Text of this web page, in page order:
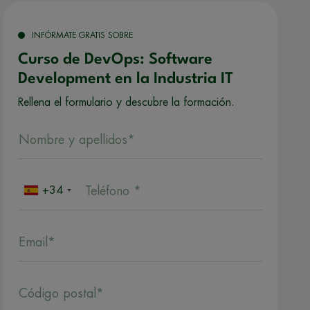
INFÓRMATE GRATIS SOBRE
Curso de DevOps: Software
Development en la Industria IT
Rellena el formulario y descubre la formación.
Nombre y apellidos*
+34 Teléfono *
Email*
Código postal*